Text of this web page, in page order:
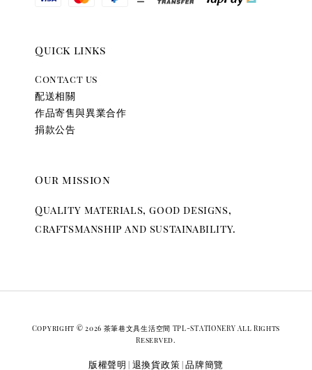
Quick links
Contact us
配送相關
作品寄售與異業合作
捐款公告
Our mission
Quality materials, good designs,
craftsmanship and sustainability.
Copyright © 2026 茶筆巷文具生活空間 TPL-STATIONERY All Rights
Reserved.
版權聲明 退換貨政策 |品牌簡覽